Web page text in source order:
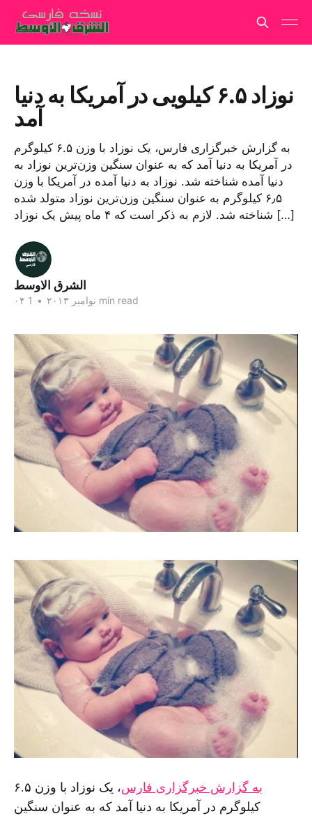
نوزاد ۶.۵ کیلویی در آمریکا به دنیا
آمد
به گزارش خبرگزاری فارس،‌ یک نوزاد با وزن ۶.۵ کیلوگرم
در آمریکا به دنیا آمد که به عنوان سنگین وزن‌ترین نوزاد به
دنیا آمده شناخته شد. نوزاد به دنیا آمده در آمریکا با وزن
۶٫۵ کیلوگرم به عنوان سنگین وزن‌ترین نوزاد متولد شده
شناخته شد. لازم به ذکر است که ۴ ماه پیش یک نوزاد […]
الشرق الاوسط
۰۴ نوامبر ۲۰۱۳ • 1 min read
به گزارش خبرگزاری فارس
،‌ یک نوزاد با وزن ۶.۵
کیلوگرم در آمریکا به دنیا آمد که به عنوان سنگین